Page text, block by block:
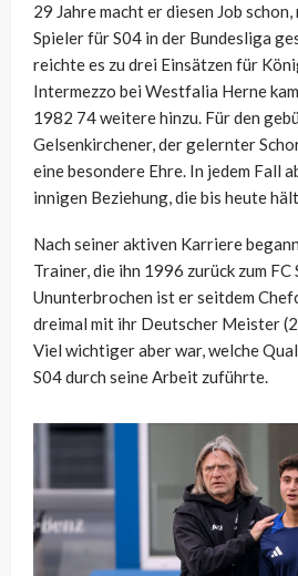
29 Jahre macht er diesen Job
Spieler für S04 in der Bundesliga
reichte es zu drei Einsätzen für
Intermezzo bei Westfalia Herne
1982 74 weitere hinzu. Für den
Gelsenkirchener, der gelernter
eine besondere Ehre. In jedem Fall
innigen Beziehung, die bis heute
Nach seiner aktiven Karriere
Trainer, die ihn 1996 zurück zum
Ununterbrochen ist er seitdem
dreimal mit ihr Deutscher Meister
Viel wichtiger aber war, welche
S04 durch seine Arbeit zuführte.